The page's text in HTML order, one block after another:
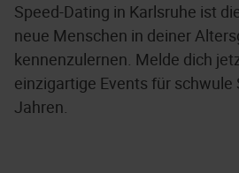
Speed-Dating in Karlsruhe ist
neue Menschen in deiner
kennenzulernen. Melde dich
einzigartige Events für schwule
Jahren.